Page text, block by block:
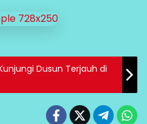
Dusun Terjauh di